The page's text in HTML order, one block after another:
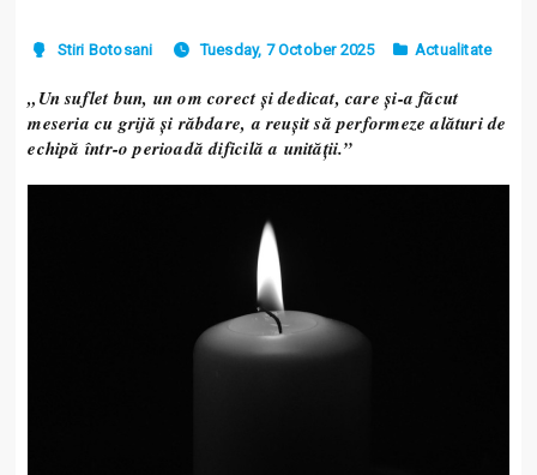
Stiri Botosani Tuesday, 7 October 2025 Actualitate
„Un suflet bun, un om corect și dedicat, care și-a făcut
meseria cu grijă și răbdare, a reușit să performeze alături de
echipă într-o perioadă dificilă a unității.”